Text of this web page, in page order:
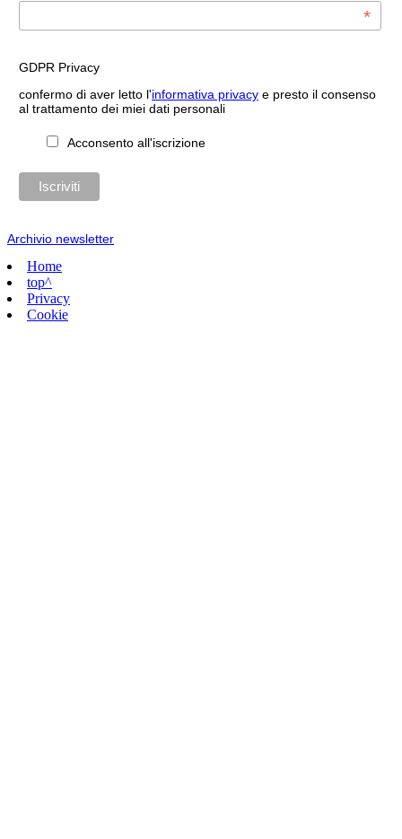
*
GDPR Privacy
confermo di aver letto l'informativa privacye presto il consenso
al trattamento dei miei dati personali
Acconsento all'iscrizione
Archivio newsletter
Home
top^
Privacy
Cookie